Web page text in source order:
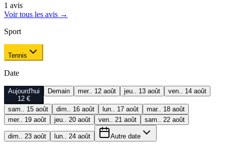
1 avis
Voir tous les avis →
Sport
Tennis
Date
Aujourd'hui
12 €
Demain mer.. 12 août jeu.. 13 août ven.. 14 août
sam.. 15 août dim.. 16 août lun.. 17 août
mar.. 18 août
mer.. 19 août
jeu.. 20 août ven.. 21 août sam.. 22 août
dim.. 23 août lun.. 24 août Autre date